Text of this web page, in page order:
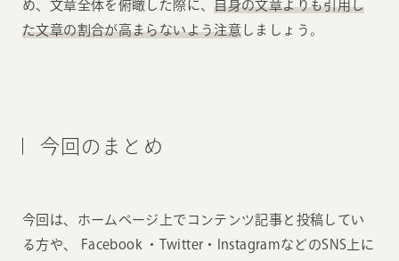
め、文章全体を俯瞰した際に、自身の文章よりも引用し
た文章の割合が高まらないよう注意 しましょう。
今回のまとめ
今回は、ホームページ上でコンテンツ記事と投稿してい
る方や、 Facebook ・Twitter・InstagramなどのSNS上に